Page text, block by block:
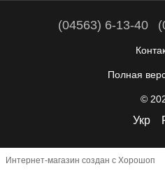
(04563) 6-13-40
Полная
©
Укр
Интернет-магазин создан с Хорошоп